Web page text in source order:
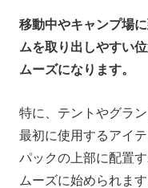
移動中やキャンプ場
ムを取り出しやすい
ムーズになります。
特に、テントやグラ
最初に使用するアイ
パックの上部に配置
ムーズに始められます